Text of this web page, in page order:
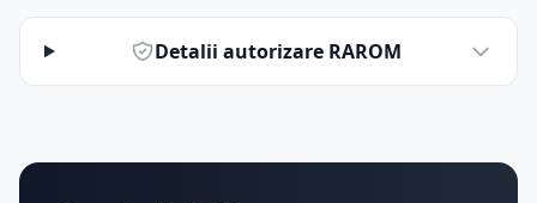
Detalii autorizare RAROM